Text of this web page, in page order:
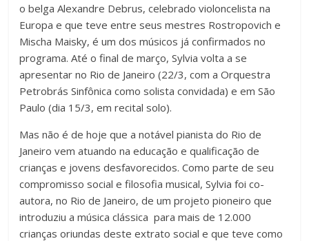
o belga Alexandre Debrus, celebrado violoncelista na
Europa e que teve entre seus mestres Rostropovich e
Mischa Maisky, é um dos músicos já confirmados no
programa. Até o final de março, Sylvia volta a se
apresentar no Rio de Janeiro (22/3, com a Orquestra
Petrobrás Sinfônica como solista convidada) e em São
Paulo (dia 15/3, em recital solo).
Mas não é de hoje que a notável pianista do Rio de
Janeiro vem atuando na educação e qualificação de
crianças e jovens desfavorecidos. Como parte de seu
compromisso social e filosofia musical, Sylvia foi co-
autora, no Rio de Janeiro, de um projeto pioneiro que
introduziu a música clássica para mais de 12.000
crianças oriundas deste extrato social e que teve como